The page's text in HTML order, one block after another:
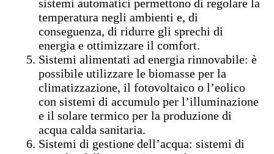
sistemi automatici permettono di regolare la
temperatura negli ambienti e, di
conseguenza, di ridurre gli sprechi di
energia e ottimizzare il comfort.
Sistemi alimentati ad energia rinnovabile: è
possibile utilizzare le biomasse per la
climatizzazione, il fotovoltaico o l’eolico
con sistemi di accumulo per l’illuminazione
e il solare termico per la produzione di
acqua calda sanitaria.
Sistemi di gestione dell’acqua: sistemi di